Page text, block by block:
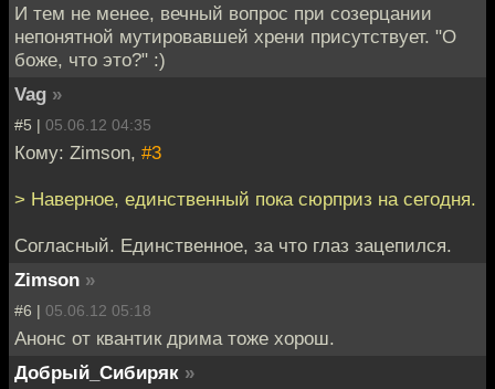
И тем не менее, вечный вопрос при созерцании
непонятной мутировавшей хрени присутствует. "О
боже, что это?" :)
Vag »
#5 | 05.06.12 04:35
Кому: Zimson, #3
> Наверное, единственный пока сюрприз на сегодня.
Согласный. Единственное, за что глаз зацепился.
Zimson »
#6 | 05.06.12 05:18
Анонс от квантик дрима тоже хорош.
Добрый_Сибиряк »